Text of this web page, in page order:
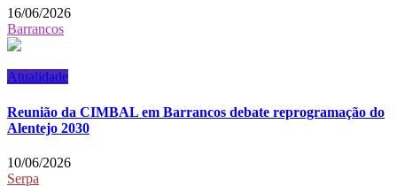
16/06/2026
Barrancos
Atualidade
Reunião da CIMBAL em Barrancos debate reprogramação do
Alentejo 2030
10/06/2026
Serpa